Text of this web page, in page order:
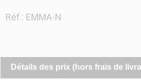
Réf.: EMMA-N
Détails des prix (hors frais de